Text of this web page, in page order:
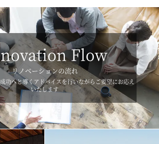
Flow
リノベーションの流れ
功へと導くアドバイスを行いながらご要望にお応え
いたします